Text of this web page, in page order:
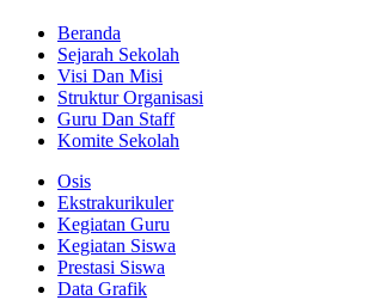
Beranda
Sejarah Sekolah
Visi Dan Misi
Struktur Organisasi
Guru Dan Staff
Komite Sekolah
Osis
Ekstrakurikuler
Kegiatan Guru
Kegiatan Siswa
Prestasi Siswa
Data Grafik